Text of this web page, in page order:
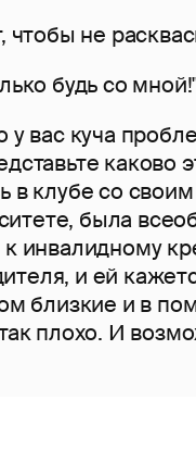
чтобы не
будь со
у вас куча
каково
в клубе со
была
инвалидному
и ей
близкие и в
плохо. И